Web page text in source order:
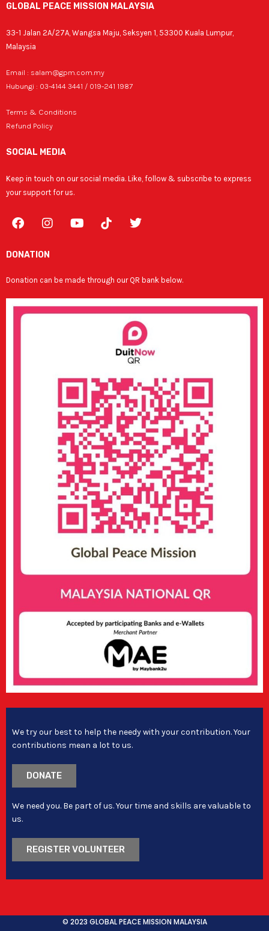
GLOBAL PEACE MISSION MALAYSIA
33-1 Jalan 2A/27A, Wangsa Maju, Seksyen 1, 53300 Kuala Lumpur,
Malaysia
Email : salam@gpm.com.my
Hubungi : 03-4144 3441 / 019-241 1987
Terms & Conditions
Refund Policy
SOCIAL MEDIA
Keep in touch on our social media. Like, follow & subscribe to express
your support for us.
F
a
e
o
k
I
n
t
g
a
m
Y
o
b
T
w
e
DONATION
Donation can be made through our QR bank below.
We try our best to help the needy with your contribution. Your
contributions mean a lot to us.
DONATE
We need you. Be part of us. Your time and skills are valuable to
us.
REGISTER VOLUNTEER
© 2023 GLOBAL PEACE MISSION MALAYSIA